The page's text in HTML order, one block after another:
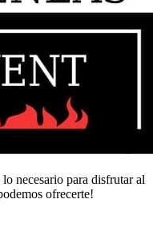
necesario para disfrutar al
ofrecerte!